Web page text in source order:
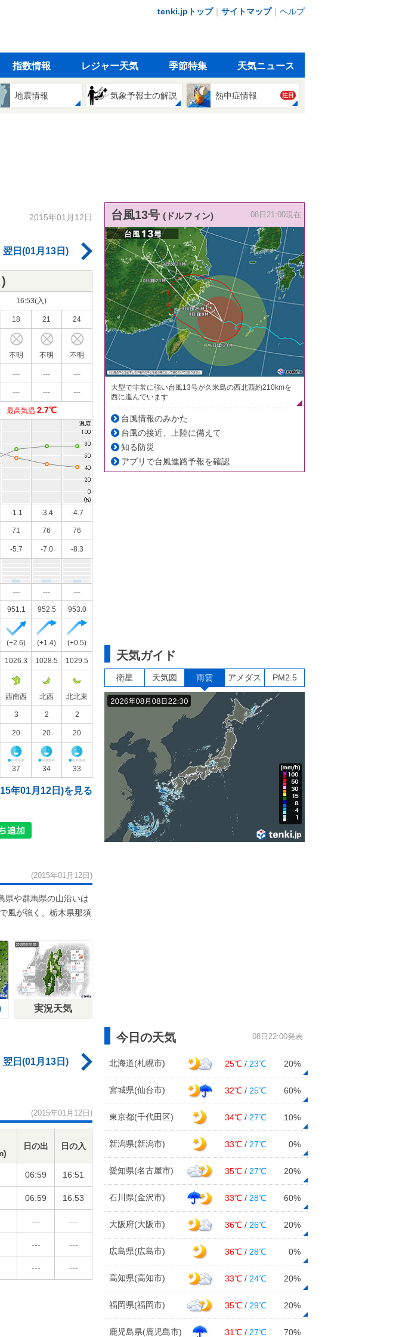
tenki.jpトップ｜ サイトマップ｜ ヘルプ
指数情報 レジャー天気 季節特集 天気ニュース
地震情報 気象予報士の解説 熱中症情報 注目
2015年01月12日
翌日(01月13日)
)
16:53(入)
18 21 24
不明 不明 不明
--- --- ---
--- --- ---
最高気温 2.7℃
-1.1 -3.4 -4.7
71 76 76
-5.7 -7.0 -8.3
--- --- ---
951.1 952.5 953.0
(+2.6) (+1.4) (+0.5)
1026.3 1028.5 1029.5
西南西 北西 北北東
3 2 2
20 20 20
37 34 33
年01月12日)を見る
(2015年01月12日)
県や群馬県の山沿いは
風が強く、栃木県那須
実況天気
翌日(01月13日)
(2015年01月12日)
日の出 日の入
06:59 16:51
06:59 16:53
--- ---
--- ---
--- ---
台風13号 (ドルフィン) 08日21:00現在
大型で非常に強い台風13号が久米島の西北西約210kmを
西に進んでいます
台風情報のみかた
台風の接近、上陸に備えて
知る防災
アプリで台風進路予報を確認
天気ガイド
衛星 天気図 雨雲 アメダス PM2.5
今日の天気 08日22:00発表
北海道(札幌市) 25℃ / 23℃ 20%
宮城県(仙台市) 32℃ / 25℃ 60%
東京都(千代田区) 34℃ / 27℃ 10%
新潟県(新潟市) 33℃ / 27℃ 0%
愛知県(名古屋市) 35℃ / 27℃ 20%
石川県(金沢市) 33℃ / 28℃ 60%
大阪府(大阪市) 36℃ / 26℃ 20%
広島県(広島市) 36℃ / 28℃ 0%
高知県(高知市) 33℃ / 24℃ 20%
福岡県(福岡市) 35℃ / 29℃ 20%
鹿児島県(鹿児島市) 31℃ / 27℃ 70%